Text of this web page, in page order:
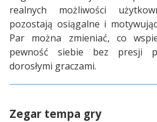
realnych możliwości
pozostają osiągalne i
Par można zmieniać, co
pewność siebie bez presji
dorosłymi graczami.
Zegar tempa gry